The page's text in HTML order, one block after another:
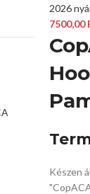
2026
7500,00
Készen